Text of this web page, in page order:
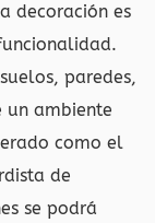
decoración es
paredes,
un ambiente
como el
de
se podrá